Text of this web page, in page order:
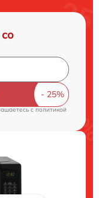
cполитикой